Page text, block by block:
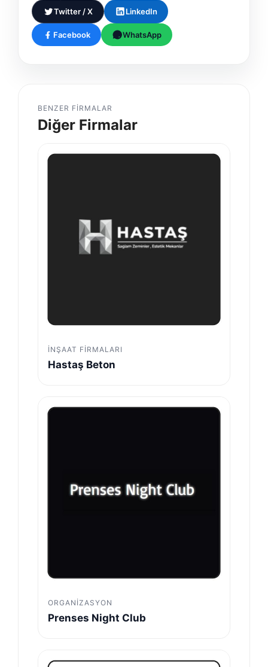
Twitter / X LinkedIn
Facebook WhatsApp
BENZER FIRMALAR
Diğer Firmalar
İNŞAAT FIRMALARI
Hastaş Beton
ORGANIZASYON
Prenses Night Club